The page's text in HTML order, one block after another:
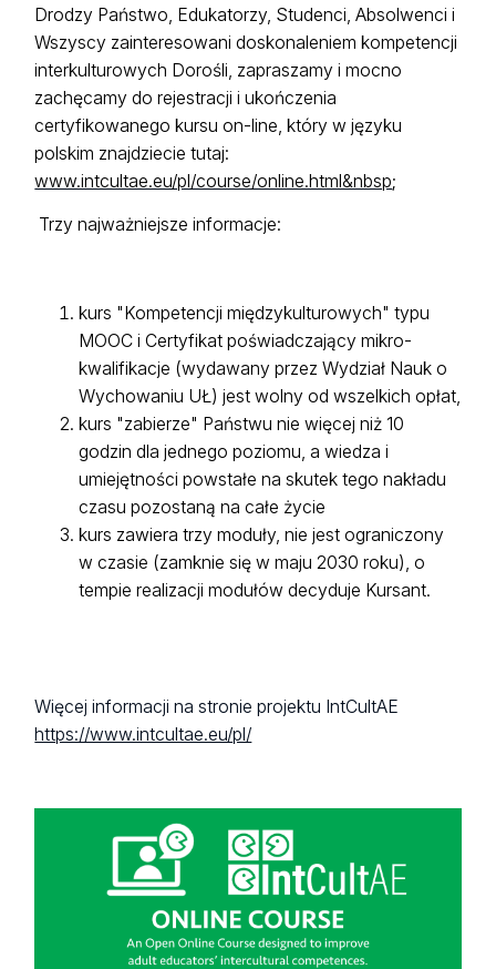
Drodzy Państwo, Edukatorzy, Studenci, Absolwenci i
Wszyscy zainteresowani doskonaleniem kompetencji
interkulturowych Dorośli, zapraszamy i mocno
zachęcamy do rejestracji i ukończenia
certyfikowanego kursu on-line, który w języku
polskim znajdziecie tutaj:
www.intcultae.eu/pl/course/online.html&nbsp;
Trzy najważniejsze informacje:
kurs "Kompetencji międzykulturowych" typu
MOOC i Certyfikat poświadczający mikro-
kwalifikacje (wydawany przez Wydział Nauk o
Wychowaniu UŁ) jest wolny od wszelkich opłat,
kurs "zabierze" Państwu nie więcej niż 10
godzin dla jednego poziomu, a wiedza i
umiejętności powstałe na skutek tego nakładu
czasu pozostaną na całe życie
kurs zawiera trzy moduły, nie jest ograniczony
w czasie (zamknie się w maju 2030 roku), o
tempie realizacji modułów decyduje Kursant.
Więcej informacji na stronie projektu IntCultAE
https://www.intcultae.eu/pl/